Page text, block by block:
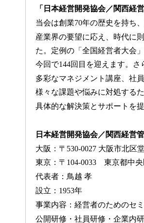
「日本経営開発協会／関西経
当会は創業70年の歴史を持ち
産業界の要望に応え、時代に
た。定例の「全国経営者大会
今回で144回目を迎えます。さ
多彩なマネジメント講座、社
様々な課題や悩みに対処する
具体的な解決策とサポートを
日本経営開発協会／関西経営
大阪：〒530-0027 大阪市北区
東京：〒104-0033 東京都中央
代表者：鳥越 孝
設立：1953年
事業内容：経営者のためのセ
公開研修・社員研修・企業内